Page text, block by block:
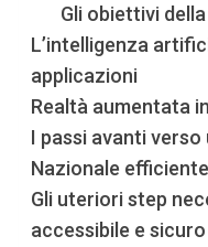
Gli obiettivi della
L’intelligenza
applicazioni
Realtà aumentata
I passi avanti
Nazionale efficiente
Gli uteriori step
accessibile e sicuro